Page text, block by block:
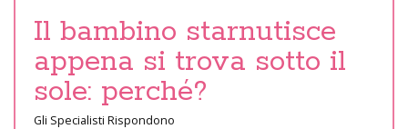
Il bambino starnutisce
appena si trova sotto il
sole: perché?
Gli Specialisti Rispondono